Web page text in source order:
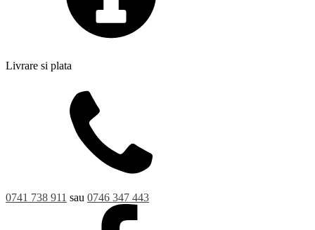
Livrare si plata
0741 738 911 sau 0746 347 443